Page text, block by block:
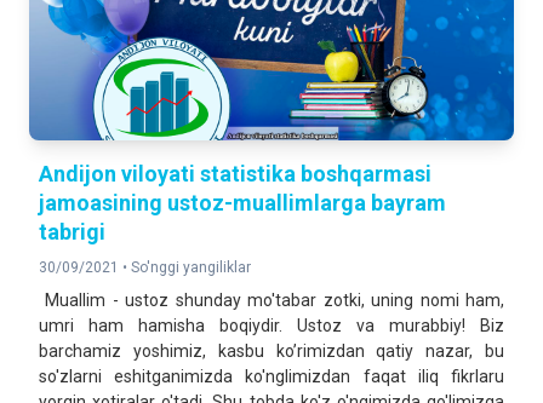
Andijon viloyati statistika boshqarmasi
jamoasining ustoz-muallimlarga bayram
tabrigi
30/09/2021 • So'nggi yangiliklar
Muallim - ustoz shunday mo'tabar zotki, uning nomi ham,
umri ham hamisha boqiydir. Ustoz va murabbiy! Biz
barchamiz yoshimiz, kasbu ko’rimizdan qatiy nazar, bu
so'zlarni eshitganimizda ko'nglimizdan faqat iliq fikrlaru